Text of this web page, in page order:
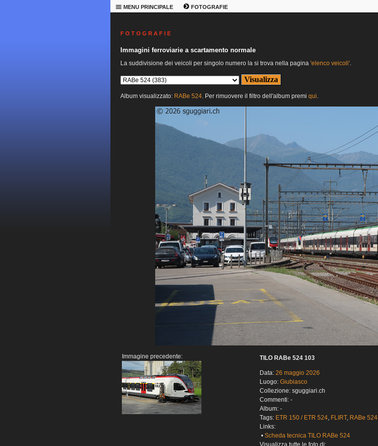
MENU PRINCIPALE FOTOGRAFIE
F O T O G R A F I E
Immagini ferroviarie a scartamento normale
La suddivisione dei veicoli per singolo numero la si trova nella pagina 'elenco veicoli'.
Album visualizzato: RABe 524. Per rimuovere il filtro dell'album premi qui.
Immagine precedente: TILO RABe 524 103
Data: 26 maggio 2026
Luogo: Giubiasco
Collezione: sguggiari.ch
Commenti: -
Album: -
Tags: ETR 150 / ETR 524, FLIRT, RABe 524
Links:
• Scheda tecnica TILO RABe 524